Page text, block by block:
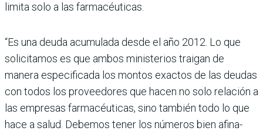
limita solo a las farmacéuticas.
“Es una deuda acumulada desde el año 2012. Lo que
solicitamos es que ambos ministerios traigan de
manera especificada los montos exactos de las deudas
con todos los proveedores que hacen no solo relación a
las empresas far­macéuticas, sino también todo lo que
hace a salud. Debemos tener los números bien afina­